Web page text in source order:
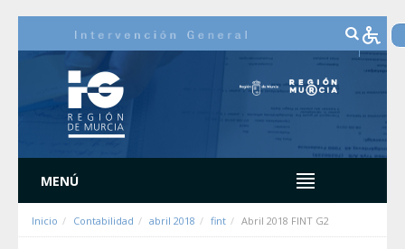
MENÚ
Inicio Contabilidad abril 2018 fint Abril 2018 FINT G2